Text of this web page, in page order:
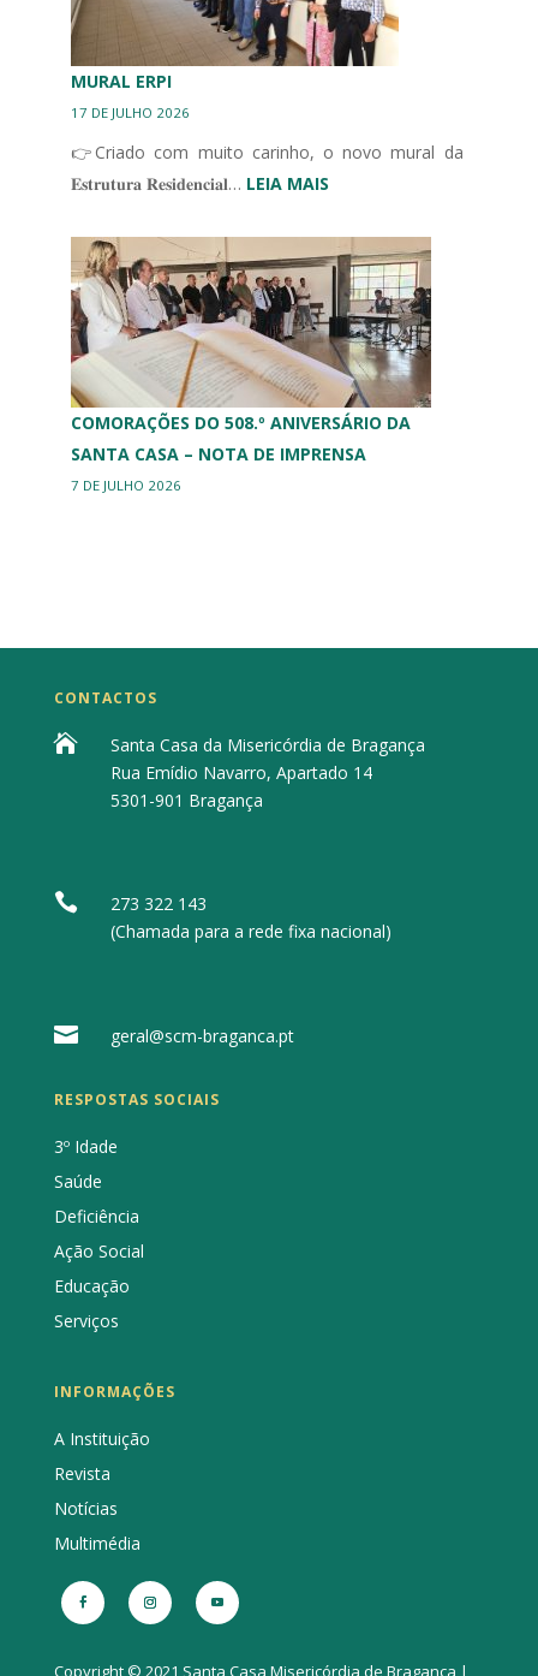
CUIDADOS
CONTINUADOS
INTEGRADOS
MURAL ERPI
17 DE JULHO 2026
👉Criado com muito carinho, o novo mural da
𝐄𝐬𝐭𝐫𝐮𝐭𝐮𝐫𝐚 𝐑𝐞𝐬𝐢𝐝𝐞𝐧𝐜𝐢𝐚𝐥… LEIA MAIS:
ERPI
COMORAÇÕES DO 508.º ANIVERSÁRIO DA
SANTA CASA – NOTA DE IMPRENSA
7 DE JULHO 2026
CONTACTOS

Santa Casa da Misericórdia de Bragança
Rua Emídio Navarro, Apartado 14
5301-901 Bragança

273 322 143
(Chamada para a rede fixa nacional)
 geral@scm-braganca.pt
RESPOSTAS SOCIAIS
3º Idade
Saúde
Deficiência
Ação Social
Educação
Serviços
INFORMAÇÕES
A Instituição
Revista
Notícias
Multimédia
Copyright © 2021 Santa Casa Misericórdia de Bragança |